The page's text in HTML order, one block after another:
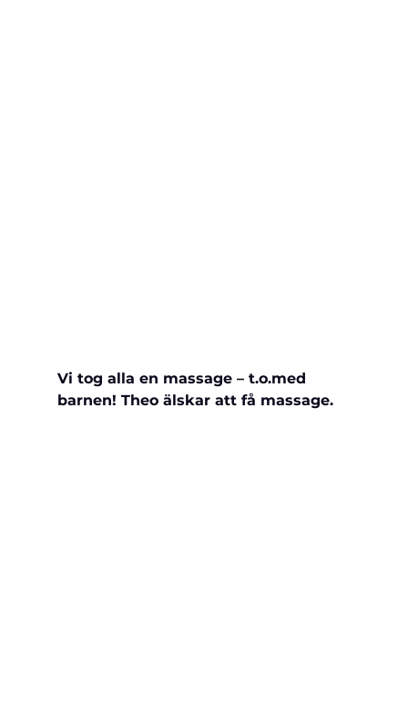
Vi tog alla en massage – t.o.med
barnen! Theo älskar att få massage.